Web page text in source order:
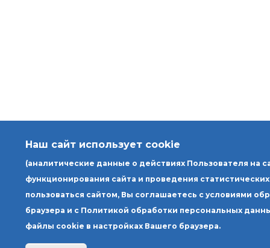
Наш сайт использует cookie
(аналитические данные о действиях Пользователя на
функционирования сайта и проведения
пользоваться сайтом, Вы соглашаетесь с условиями
браузера и с Политикой обработки персональных
файлы cookie в настройках Вашего браузера.